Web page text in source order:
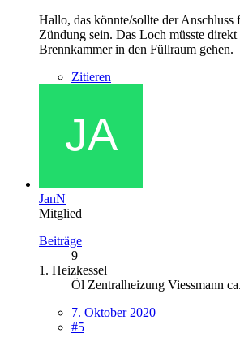
Hallo, das könnte/sollte der Anschluss
Zündung sein. Das Loch müsste direkt
Brennkammer in den Füllraum gehen.
Zitieren
JanN
Mitglied
Beiträge
9
1. Heizkessel
Öl Zentralheizung Viessmann
7. Oktober 2020
#5